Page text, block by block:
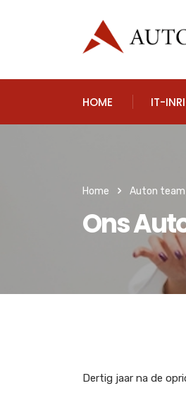
HOME IT-
Home Auton team
Ons
Dertig jaar na de